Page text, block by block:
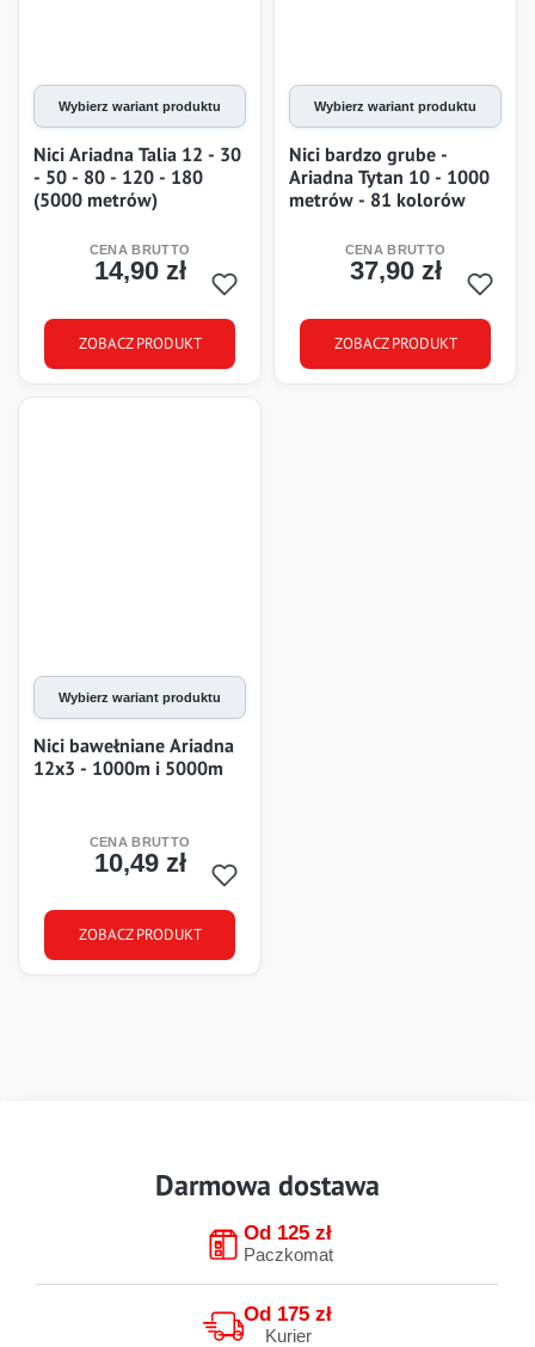
Wybierz wariant produktu
Nici Ariadna Talia 12 - 30
- 50 - 80 - 120 - 180
(5000 metrów)
Cena
14,90 zł
ZOBACZ PRODUKT
Wybierz wariant produktu
Nici bardzo grube -
Ariadna Tytan 10 - 1000
metrów - 81 kolorów
Cena
37,90 zł
ZOBACZ PRODUKT
Wybierz wariant produktu
Nici bawełniane Ariadna
12x3 - 1000m i 5000m
Cena
10,49 zł
ZOBACZ PRODUKT
Darmowa dostawa
Od 125 zł
Paczkomat
Od 175 zł
Kurier